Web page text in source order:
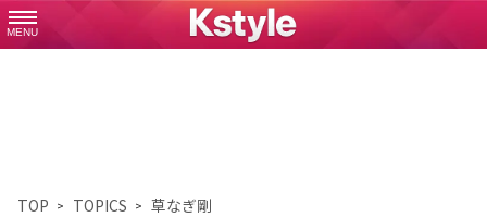
MENU
TOP TOPICS 草なぎ剛